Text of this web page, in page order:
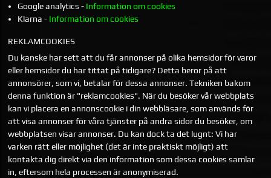
Google analytics - Information om cookies
Klarna - Information om cookies
REKLAMCOOKIES
Du kanske har sett att du får annonser på olika hemsidor för varor
eller hemsidor du har tittat på tidigare? Detta beror på att
annonsörer, som vi, betalar för dessa annonser. Tekniken bakom
denna funktion är "reklamcookies". När du besöker vår webbplats
kan vi placera en annonscookie i din webbläsare, som används för
att visa annonser för våra tjänster på andra sidor du besöker, om
webbplatsen visar annonser. Du kan dock ta det lugnt: Vi har
varken rätt eller möjlighet (det är inte praktiskt möjligt) att
kontakta dig direkt via den information som dessa cookies samlar
in, eftersom hela processen är anonymiserad.